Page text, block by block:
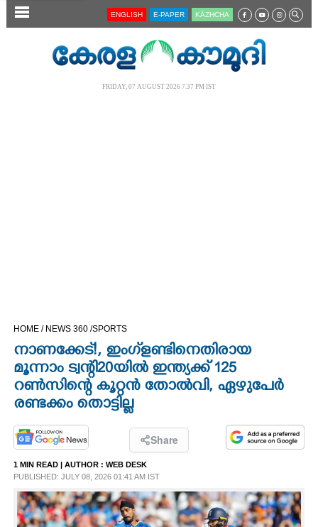
SECTIONS
CINEMA
OPINION
SPIRITUAL
ENGLISH E-PAPER KĀZHCHA
FRIDAY, 07 AUGUST 2026 7.37 PM IST
HOME / NEWS 360 /SPORTS
നാണക്കേട്!, ഇംഗ്‌ളണ്ടിനെതിരായ
മൂന്നാം ട്വന്റി20യിൽ ഇന്ത്യക്ക് 125
റൺസിന്റെ കൂറ്റൻ തോൽവി, ഏഴുപേർ
രണ്ടക്കം തൊട്ടില്ല
Share
1 MIN READ | AUTHOR : WEB DESK
PUBLISHED: JULY 08, 2026 01:41 AM IST